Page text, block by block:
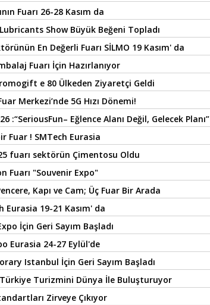
Fuarı 26-28 Kasım da
Show Büyük Beğeni Topladı
En Değerli Fuarı SİLMO 19 Kasım' da
Fuarı İçin Hazırlanıyor
e 80 Ülkeden Ziyaretçi Geldi
Merkezi’nde 5G Hızı Dönemi!
:“SeriousFun– Eğlence Alanı Değil, Gelecek Planı”
Fuar ! SMTech Eurasia
fuarı sektörün Çimentosu Oldu
Fuarı "Souvenir Expo"
Kapı ve Cam; Üç Fuar Bir Arada
Eurasia 19-21 Kasım' da
İçin Geri Sayım Başladı
Eurasia 24-27 Eylül'de
Istanbul İçin Geri Sayım Başladı
Türkiye Turizmini Dünya İle Buluşturuyor
Zirveye Çıkıyor